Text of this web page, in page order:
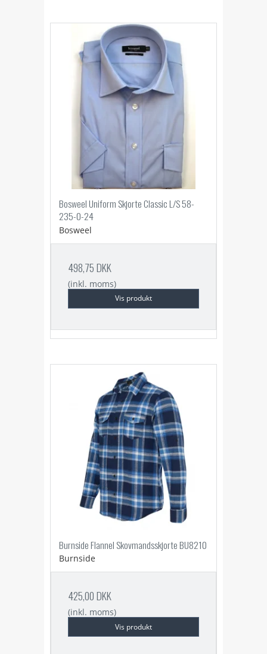
Bosweel Uniform Skjorte Classic L/S 58-
235-0-24
Bosweel
498,75 DKK
(inkl. moms)
Vis produkt
Burnside Flannel Skovmandsskjorte BU8210
Burnside
425,00 DKK
(inkl. moms)
Vis produkt